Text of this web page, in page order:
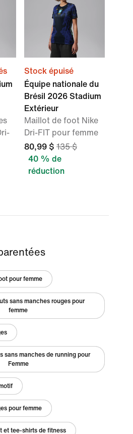
Stock épuisé
Équipe nationale du
Brésil 2026 Stadium
Extérieur
Maillot de foot Nike
Dri-FIT pour femme
80,99 $ 135 $
40 % de
réduction
pour femme
sans manches rouges pour
femme
sans manches de running pour
Femme
pour femme
et tee-shirts de fitness